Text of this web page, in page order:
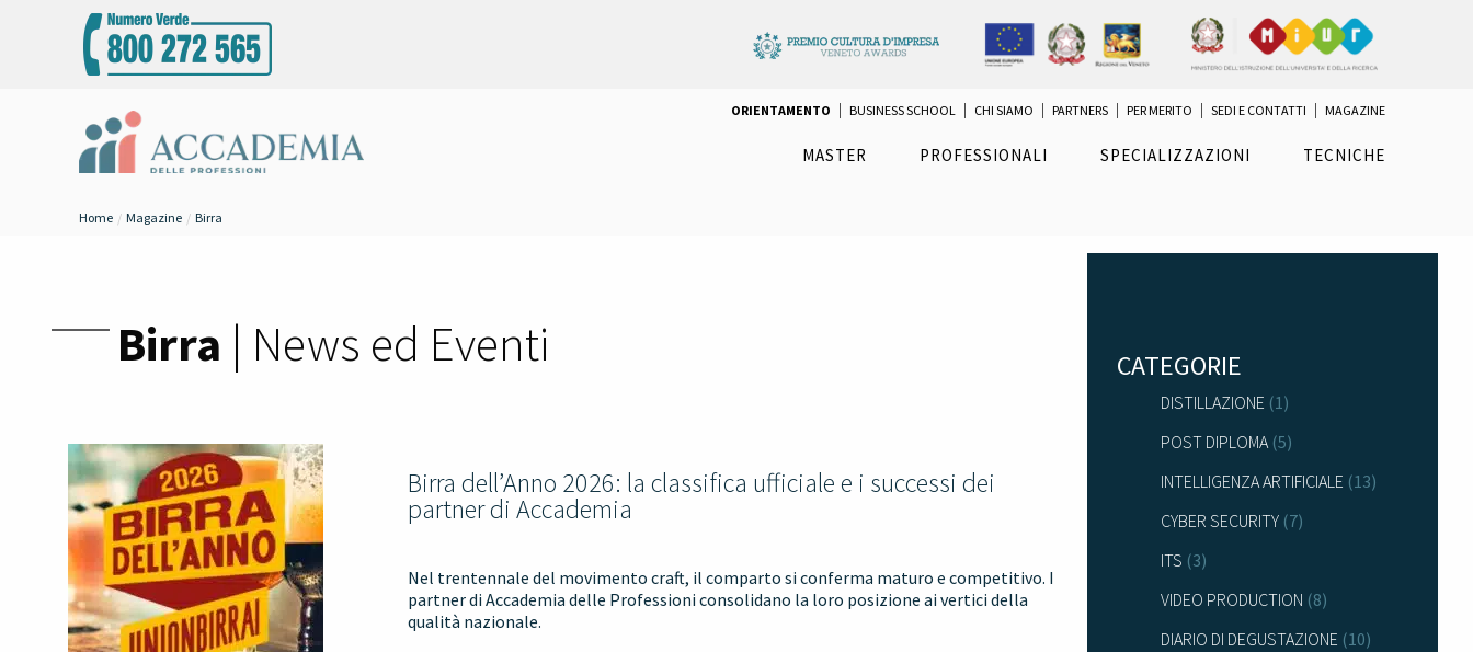
ORIENTAMENTO BUSINESS SCHOOL CHI SIAMO PARTNERS PER MERITO SEDI E CONTATTI MAGAZINE
MASTER PROFESSIONALI SPECIALIZZAZIONI TECNICHE
Home Magazine Birra
Birra | News ed Eventi
Birra dell’Anno 2026: la classifica ufficiale e i successi dei
partner di Accademia
Nel trentennale del movimento craft, il comparto si conferma maturo e competitivo. I
partner di Accademia delle Professioni consolidano la loro posizione ai vertici della
qualità nazionale.
CATEGORIE
DISTILLAZIONE (1)
POST DIPLOMA(5)
INTELLIGENZA ARTIFICIALE (13)
CYBER SECURITY (7)
ITS (3)
VIDEO PRODUCTION (8)
DIARIO DI DEGUSTAZIONE (10)